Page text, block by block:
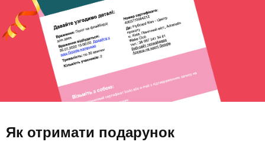
Як отримати подарунок